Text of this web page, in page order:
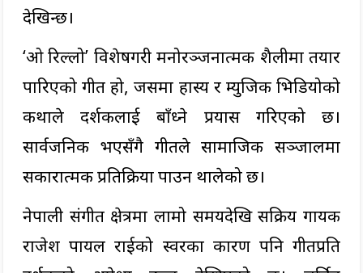
देखिन्छ।
‘ओ रिल्लो’ विशेषगरी मनोरञ्जनात्मक शैलीमा तयार
पारिएको गीत हो, जसमा हास्य र म्युजिक भिडियोको
कथाले दर्शकलाई बाँध्ने प्रयास गरिएको छ।
सार्वजनिक भएसँगै गीतले सामाजिक सञ्जालमा
सकारात्मक प्रतिक्रिया पाउन थालेको छ।
नेपाली संगीत क्षेत्रमा लामो समयदेखि सक्रिय गायक
राजेश पायल राईको स्वरका कारण पनि गीतप्रति